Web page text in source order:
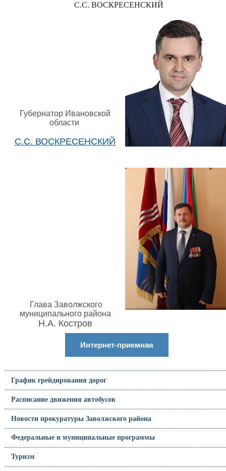
С.С. ВОСКРЕСЕНСКИЙ
Губернатор Ивановской
области
С.С. ВОСКРЕСЕНСКИЙ
Глава Заволжского
муниципального района
Н.А. Костров
Интернет-приемная
График грейдирования дорог
Расписание движения автобусов
Новости прокуратуры Заволжского района
Федеральные и муниципальные программы
Туризм